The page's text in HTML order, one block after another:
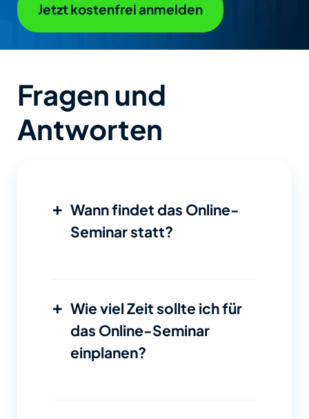
Jetzt kostenfrei anmelden
Fragen und
Antworten
+ Wann findet das Online-
Seminar statt?
+ Wie viel Zeit sollte ich für
das Online-Seminar
einplanen?